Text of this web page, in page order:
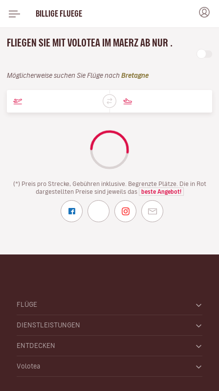
BILLIGE FLUEGE
FLIEGEN SIE MIT VOLOTEA IM MAERZ AB NUR .
Möglicherweise suchen Sie Flüge nach Bretagne
(*) Preis pro Strecke, Gebühren inklusive. Begrenzte Plätze. Die in Rot
dargestellten Preise sind jeweils das
beste Angebot!
FLÜGE
DIENSTLEISTUNGEN
ENTDECKEN
Volotea